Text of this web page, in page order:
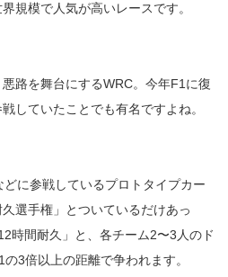
規模で人気が高いレースです。
路を舞台にするWRC。今年F1に復
していたことでも有名ですよね。
に参戦しているプロトタイプカー
選手権」とついているだけあっ
時間耐久」と、各チーム2〜3人のド
3倍以上の距離で争われます。